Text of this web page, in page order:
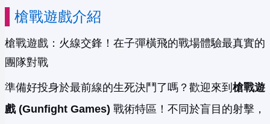
槍戰遊戲介紹
槍戰遊戲：火線交鋒！在子彈橫飛的戰場體驗最真實的
團隊對戰
準備好投身於最前線的生死決鬥了嗎？歡迎來到 槍戰遊
戲 (Gunfight Games) 戰術特區！不同於盲目的射擊，